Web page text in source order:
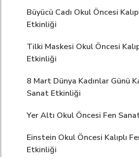
Büyücü Cadı Okul Öncesi
Etkinliği
Tilki Maskesi Okul Öncesi
Etkinliği
8 Mart Dünya Kadınlar Günü
Sanat Etkinliği
Yer Altı Okul Öncesi Fen
Einstein Okul Öncesi Kalıplı
Etkinliği